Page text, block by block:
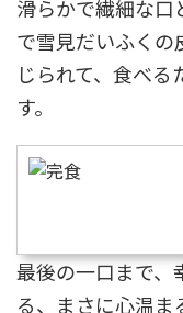
滑らかで繊細な口
で雪見だいふく
じられて、食べ
す。
最後の一口まで、
る、まさに心温ま